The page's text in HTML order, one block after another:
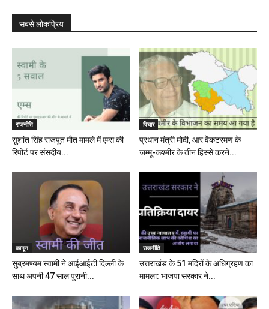
सबसे लोकप्रिय
राजनीति
सुशांत सिंह राजपूत मौत मामले में एम्स की
रिपोर्ट पर संसदीय...
विचार
प्रधान मंत्री मोदी, आर वेंकटरमण के
जम्मू-कश्मीर के तीन हिस्से करने...
कानून
सुब्रमण्यम स्वामी ने आईआईटी दिल्ली के
साथ अपनी 47 साल पुरानी...
राजनीति
उत्तराखंड के 51 मंदिरों के अधिग्रहण का
मामला: भाजपा सरकार ने...